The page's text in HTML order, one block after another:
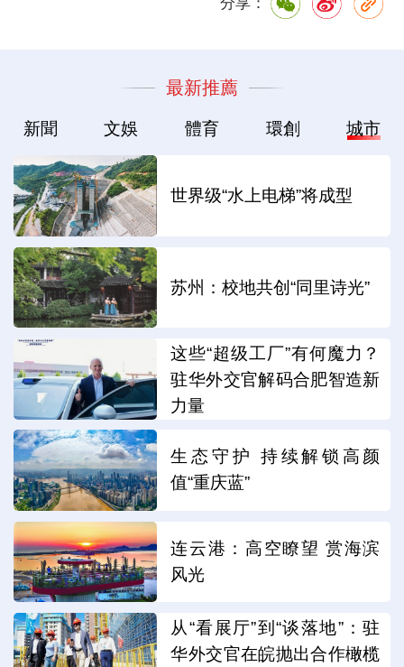
最新推薦
新聞 文娛 體育 環創 城市
世界级“水上电梯”将成型
苏州：校地共创“同里诗光”
这些“超级工厂”有何魔力？
驻华外交官解码合肥智造新
力量
生态守护 持续解锁高颜
值“重庆蓝”
连云港：高空瞭望 赏海滨
风光
从“看展厅”到“谈落地”：驻
华外交官在皖抛出合作橄榄